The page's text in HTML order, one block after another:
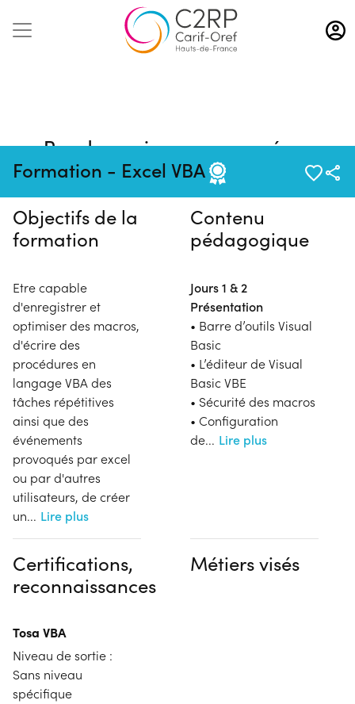
Aller
au
contenu
Formation - Excel VBA
Pas de session programmée en
ce moment
Objectifs de la
formation
Etre capable
d'enregistrer et
optimiser des macros,
d'écrire des
procédures en
langage VBA des
tâches répétitives
ainsi que des
événements
provoqués par excel
ou par d'autres
utilisateurs, de créer
un... Lire plus
Contenu
pédagogique
Jours 1 & 2
Présentation
• Barre d’outils Visual
Basic
• L’éditeur de Visual
Basic VBE
• Sécurité des macros
• Configuration
de... Lire plus
Certifications,
reconnaissances
Tosa VBA
Niveau de sortie :
Sans niveau
spécifique
Métiers visés